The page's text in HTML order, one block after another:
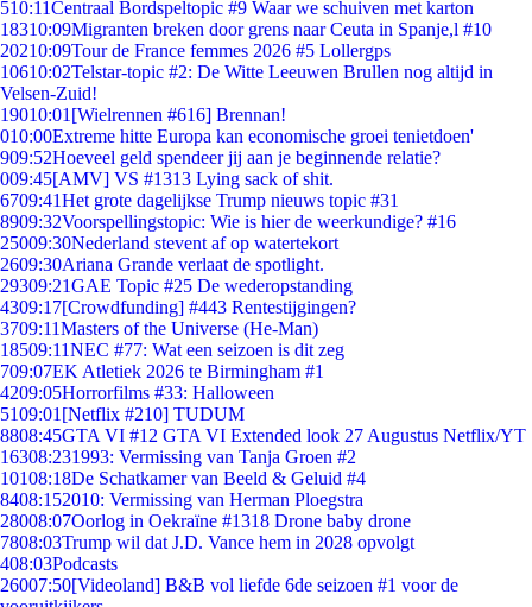
510:11Centraal Bordspeltopic #9 Waar we schuiven met karton
18310:09Migranten breken door grens naar Ceuta in Spanje,l #10
20210:09Tour de France femmes 2026 #5 Lollergps
10610:02Telstar-topic #2: De Witte Leeuwen Brullen nog altijd in
Velsen-Zuid!
19010:01 [Wielrennen #616] Brennan!
010:00Extreme hitte Europa kan economische groei tenietdoen'
909:52Hoeveel geld spendeer jij aan je beginnende relatie?
009:45[AMV] VS #1313 Lying sack of shit.
6709:41Het grote dagelijkse Trump nieuws topic #31
8909:32Voorspellingstopic: Wie is hier de weerkundige? #16
25009:30Nederland stevent af op watertekort
2609:30Ariana Grande verlaat de spotlight.
29309:21GAE Topic #25 De wederopstanding
4309:17[Crowdfunding] #443 Rentestijgingen?
3709:11Masters of the Universe (He-Man)
18509:11NEC #77: Wat een seizoen is dit zeg
709:07EK Atletiek 2026 te Birmingham #1
4209:05Horrorfilms #33: Halloween
5109:01 [Netflix #210] TUDUM
8808:45GTA VI #12 GTA VI Extended look 27 Augustus Netflix/YT
16308:231993: Vermissing van Tanja Groen #2
10108:18De Schatkamer van Beeld & Geluid #4
8408:152010: Vermissing van Herman Ploegstra
28008:07Oorlog in Oekraïne #1318 Drone baby drone
7808:03Trump wil dat J.D. Vance hem in 2028 opvolgt
408:03Podcasts
26007:50[Videoland] B&B vol liefde 6de seizoen #1 voor de